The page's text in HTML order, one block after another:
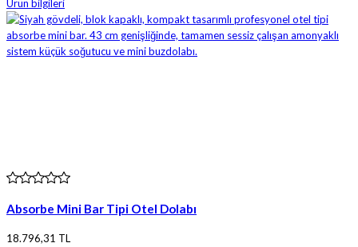
Ürün bilgileri
Absorbe Mini Bar Tipi Otel Dolabı
18.796,31 TL